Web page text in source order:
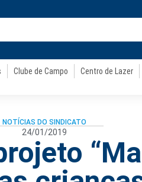
Clube de Campo Centro de Lazer
NOTÍCIAS DO SINDICATO
24/01/2019